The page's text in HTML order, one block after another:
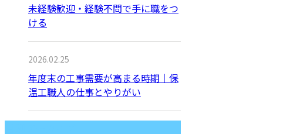
未経験歓迎・経験不問で手に職をつ
ける
2026.02.25
年度末の工事需要が高まる時期｜保
温工職人の仕事とやりがい